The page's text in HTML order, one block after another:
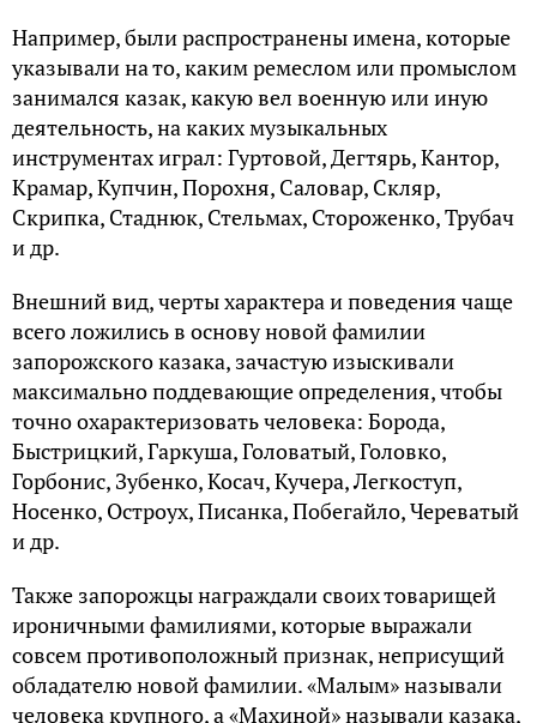
Например, были распространены имена, которые
указывали на то, каким ремеслом или промыслом
занимался казак, какую вел военную или иную
деятельность, на каких музыкальных
инструментах играл: Гуртовой, Дегтярь, Кантор,
Крамар, Купчин, Порохня, Саловар, Скляр,
Скрипка, Стаднюк, Стельмах, Стороженко, Трубач
и др.
Внешний вид, черты характера и поведения чаще
всего ложились в основу новой фамилии
запорожского казака, зачастую изыскивали
максимально поддевающие определения, чтобы
точно охарактеризовать человека: Борода,
Быстрицкий, Гаркуша, Головатый, Головко,
Горбонис, Зубенко, Косач, Кучера, Легкоступ,
Носенко, Остроух, Писанка, Побегайло, Череватый
и др.
Также запорожцы награждали своих товарищей
ироничными фамилиями, которые выражали
совсем противоположный признак, неприсущий
обладателю новой фамилии. «Малым» называли
человека крупного, а «Махиной» называли казака,